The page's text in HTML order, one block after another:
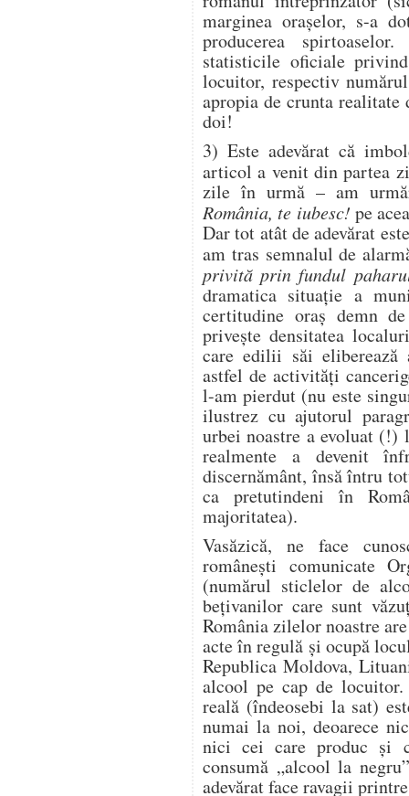
marginea orașelor, s-a
producerea
statisticile oficiale
locuitor, respectiv
apropia de crunta
doi!
3) Este adevărat că
articol a venit din partea
zile în urmă – am
România, te iubesc! pe
Dar tot atât de adevărat
am tras semnalul de
privită prin fundul
dramatica situație a
certitudine oraș demn
privește densitatea
care edilii săi eliberează
astfel de activități
l-am pierdut (nu este
ilustrez cu ajutorul
urbei noastre a evoluat
realmente a devenit
discernământ, însă întru
ca pretutindeni în
majoritatea).
Vasăzică, ne face
românești comunicate
(numărul sticlelor de
bețivanilor care sunt
România zilelor noastre
acte în regulă și ocupă
Republica Moldova,
alcool pe cap de
reală (îndeosebi la sat)
numai la noi, deoarece
nici cei care produc și
consumă „alcool la
adevărat face ravagii